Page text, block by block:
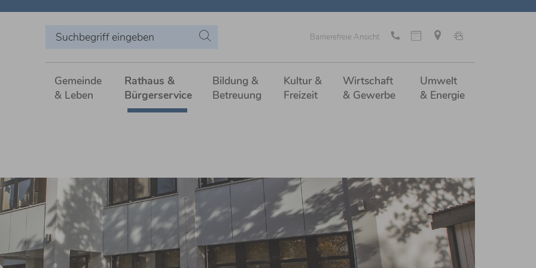
Barrierefreie Ansicht
Gemeinde
& Leben
Rathaus &
Bürgerservice
Bildung &
Betreuung
Kultur &
Freizeit
Wirtschaft
& Gewerbe
Umwelt
& Energie